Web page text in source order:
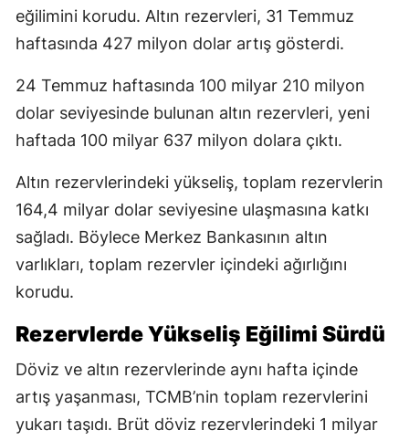
eğilimini korudu. Altın rezervleri, 31 Temmuz
haftasında 427 milyon dolar artış gösterdi.
24 Temmuz haftasında 100 milyar 210 milyon
dolar seviyesinde bulunan altın rezervleri, yeni
haftada 100 milyar 637 milyon dolara çıktı.
Altın rezervlerindeki yükseliş, toplam rezervlerin
164,4 milyar dolar seviyesine ulaşmasına katkı
sağladı. Böylece Merkez Bankasının altın
varlıkları, toplam rezervler içindeki ağırlığını
korudu.
Rezervlerde Yükseliş Eğilimi Sürdü
Döviz ve altın rezervlerinde aynı hafta içinde
artış yaşanması, TCMB’nin toplam rezervlerini
yukarı taşıdı. Brüt döviz rezervlerindeki 1 milyar